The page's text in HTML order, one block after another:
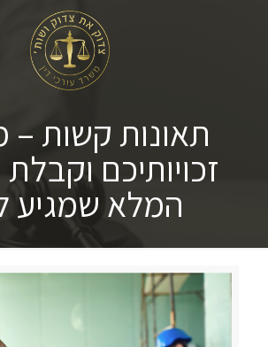
תאונות קשות –
זכויותיכם וקבלת
המלא שמגיע